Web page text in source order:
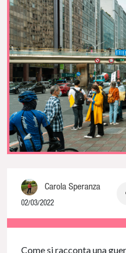
Carola Speranza
02/03/2022
NaN% Complete
Come si racconta una